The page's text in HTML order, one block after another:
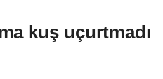
kuş uçurtmadı